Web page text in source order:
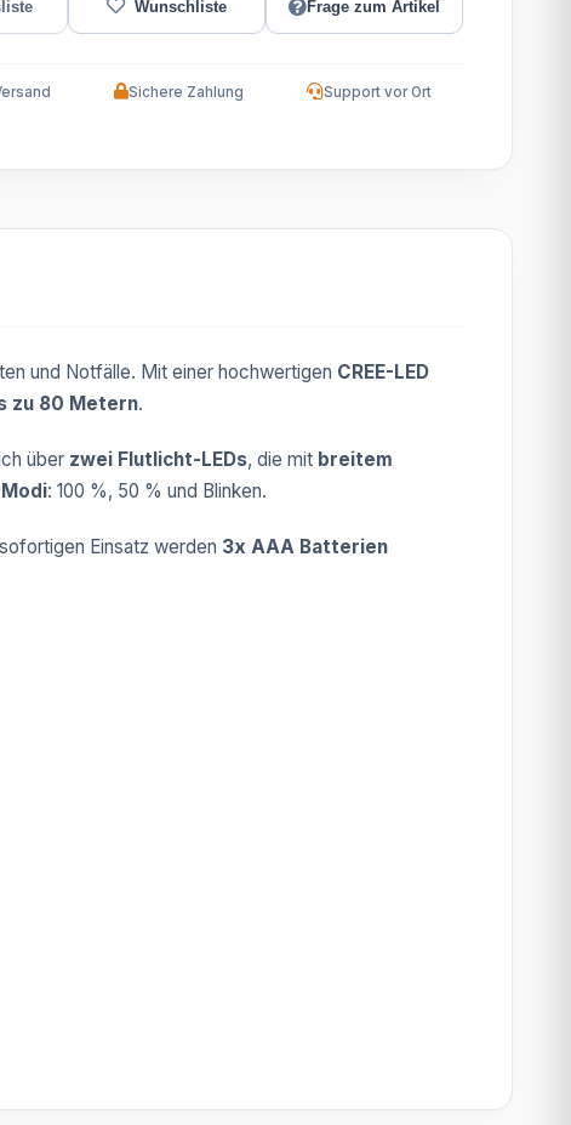
Frage zum Artikel
Sichere Zahlung Support vor Ort
und Notfälle. Mit einer hochwertigen CREE-LED
zu 80 Metern.
über zwei Flutlicht-LEDs, die mit breitem
: 100 %, 50 % und Blinken.
Einsatz werden 3x AAA Batterien